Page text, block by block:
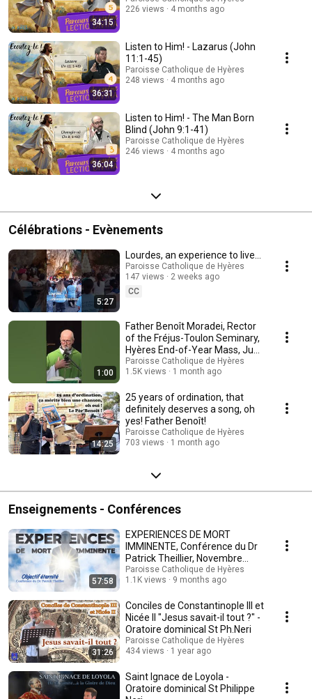
34:15
226 views
4 months ago
36:31
Listen to Him! - Lazarus (John
11:1-45)
Paroisse Catholique de Hyères
248 views
4 months ago
36:04
Listen to Him! - The Man Born
Blind (John 9:1-41)
Paroisse Catholique de Hyères
246 views
4 months ago
Célébrations - Evènements
5:27
Lourdes, an experience to live…
Paroisse Catholique de Hyères
147 views
2 weeks ago
CC
1:00
Father Benoît Moradei, Rector
of the Fréjus-Toulon Seminary,
Hyères End-of-Year Mass, June
2026
Paroisse Catholique de Hyères
1.5K views
1 month ago
14:25
25 years of ordination, that
definitely deserves a song, oh
yes! Father Benoît!
Paroisse Catholique de Hyères
703 views
1 month ago
Enseignements - Conférences
57:58
EXPERIENCES DE MORT
IMMINENTE, Conférence du Dr
Patrick Theillier, Novembre
2025 à Hyères
Paroisse Catholique de Hyères
1.1K views
9 months ago
31:26
Conciles de Constantinople III et
Nicée II "Jesus savait-il tout ?" -
Oratoire dominical St Ph.Neri
Paroisse Catholique de Hyères
434 views
1 year ago
Saint Ignace de Loyola -
Oratoire dominical St Philippe